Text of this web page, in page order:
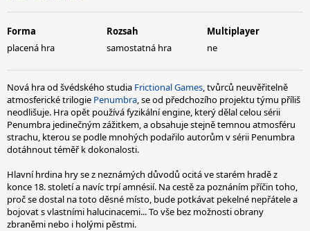
Forma
placená hra
Rozsah
samostatná hra
Multiplayer
ne
Nová hra od švédského studia Frictional Games, tvůrců neuvěřitelně
atmosferické trilogie Penumbra, se od předchozího projektu týmu příliš
neodlišuje. Hra opět používá fyzikální engine, který dělal celou sérii
Penumbra jedinečným zážitkem, a obsahuje stejně temnou atmosféru
strachu, kterou se podle mnohých podařilo autorům v sérii Penumbra
dotáhnout téměř k dokonalosti.
Hlavní hrdina hry se z neznámých důvodů ocitá ve starém hradě z
konce 18. století a navíc trpí amnésií. Na cestě za poznáním příčin toho,
proč se dostal na toto děsné místo, bude potkávat pekelné nepřátele a
bojovat s vlastními halucinacemi... To vše bez možnosti obrany
zbraněmi nebo i holými pěstmi.